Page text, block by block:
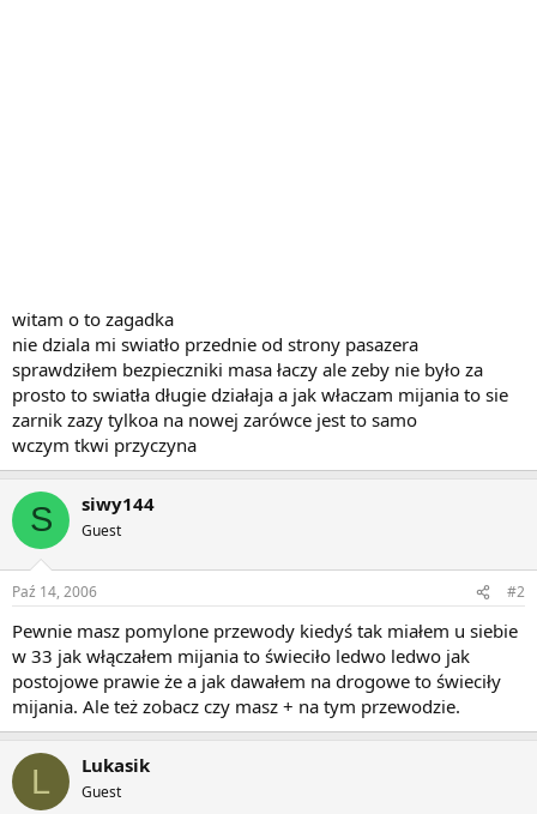
witam o to zagadka
nie dziala mi swiatło przednie od strony pasazera
sprawdziłem bezpieczniki masa łaczy ale zeby nie było za
prosto to swiatła długie działaja a jak właczam mijania to sie
zarnik zazy tylkoa na nowej zarówce jest to samo
wczym tkwi przyczyna
S siwy144
Guest
Paź 14, 2006 #2
Pewnie masz pomylone przewody kiedyś tak miałem u siebie
w 33 jak włączałem mijania to świeciło ledwo ledwo jak
postojowe prawie że a jak dawałem na drogowe to świeciły
mijania. Ale też zobacz czy masz + na tym przewodzie.
L Lukasik
Guest